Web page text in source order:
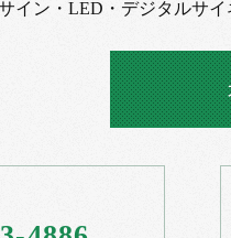
イン・LED・デジタルサイ